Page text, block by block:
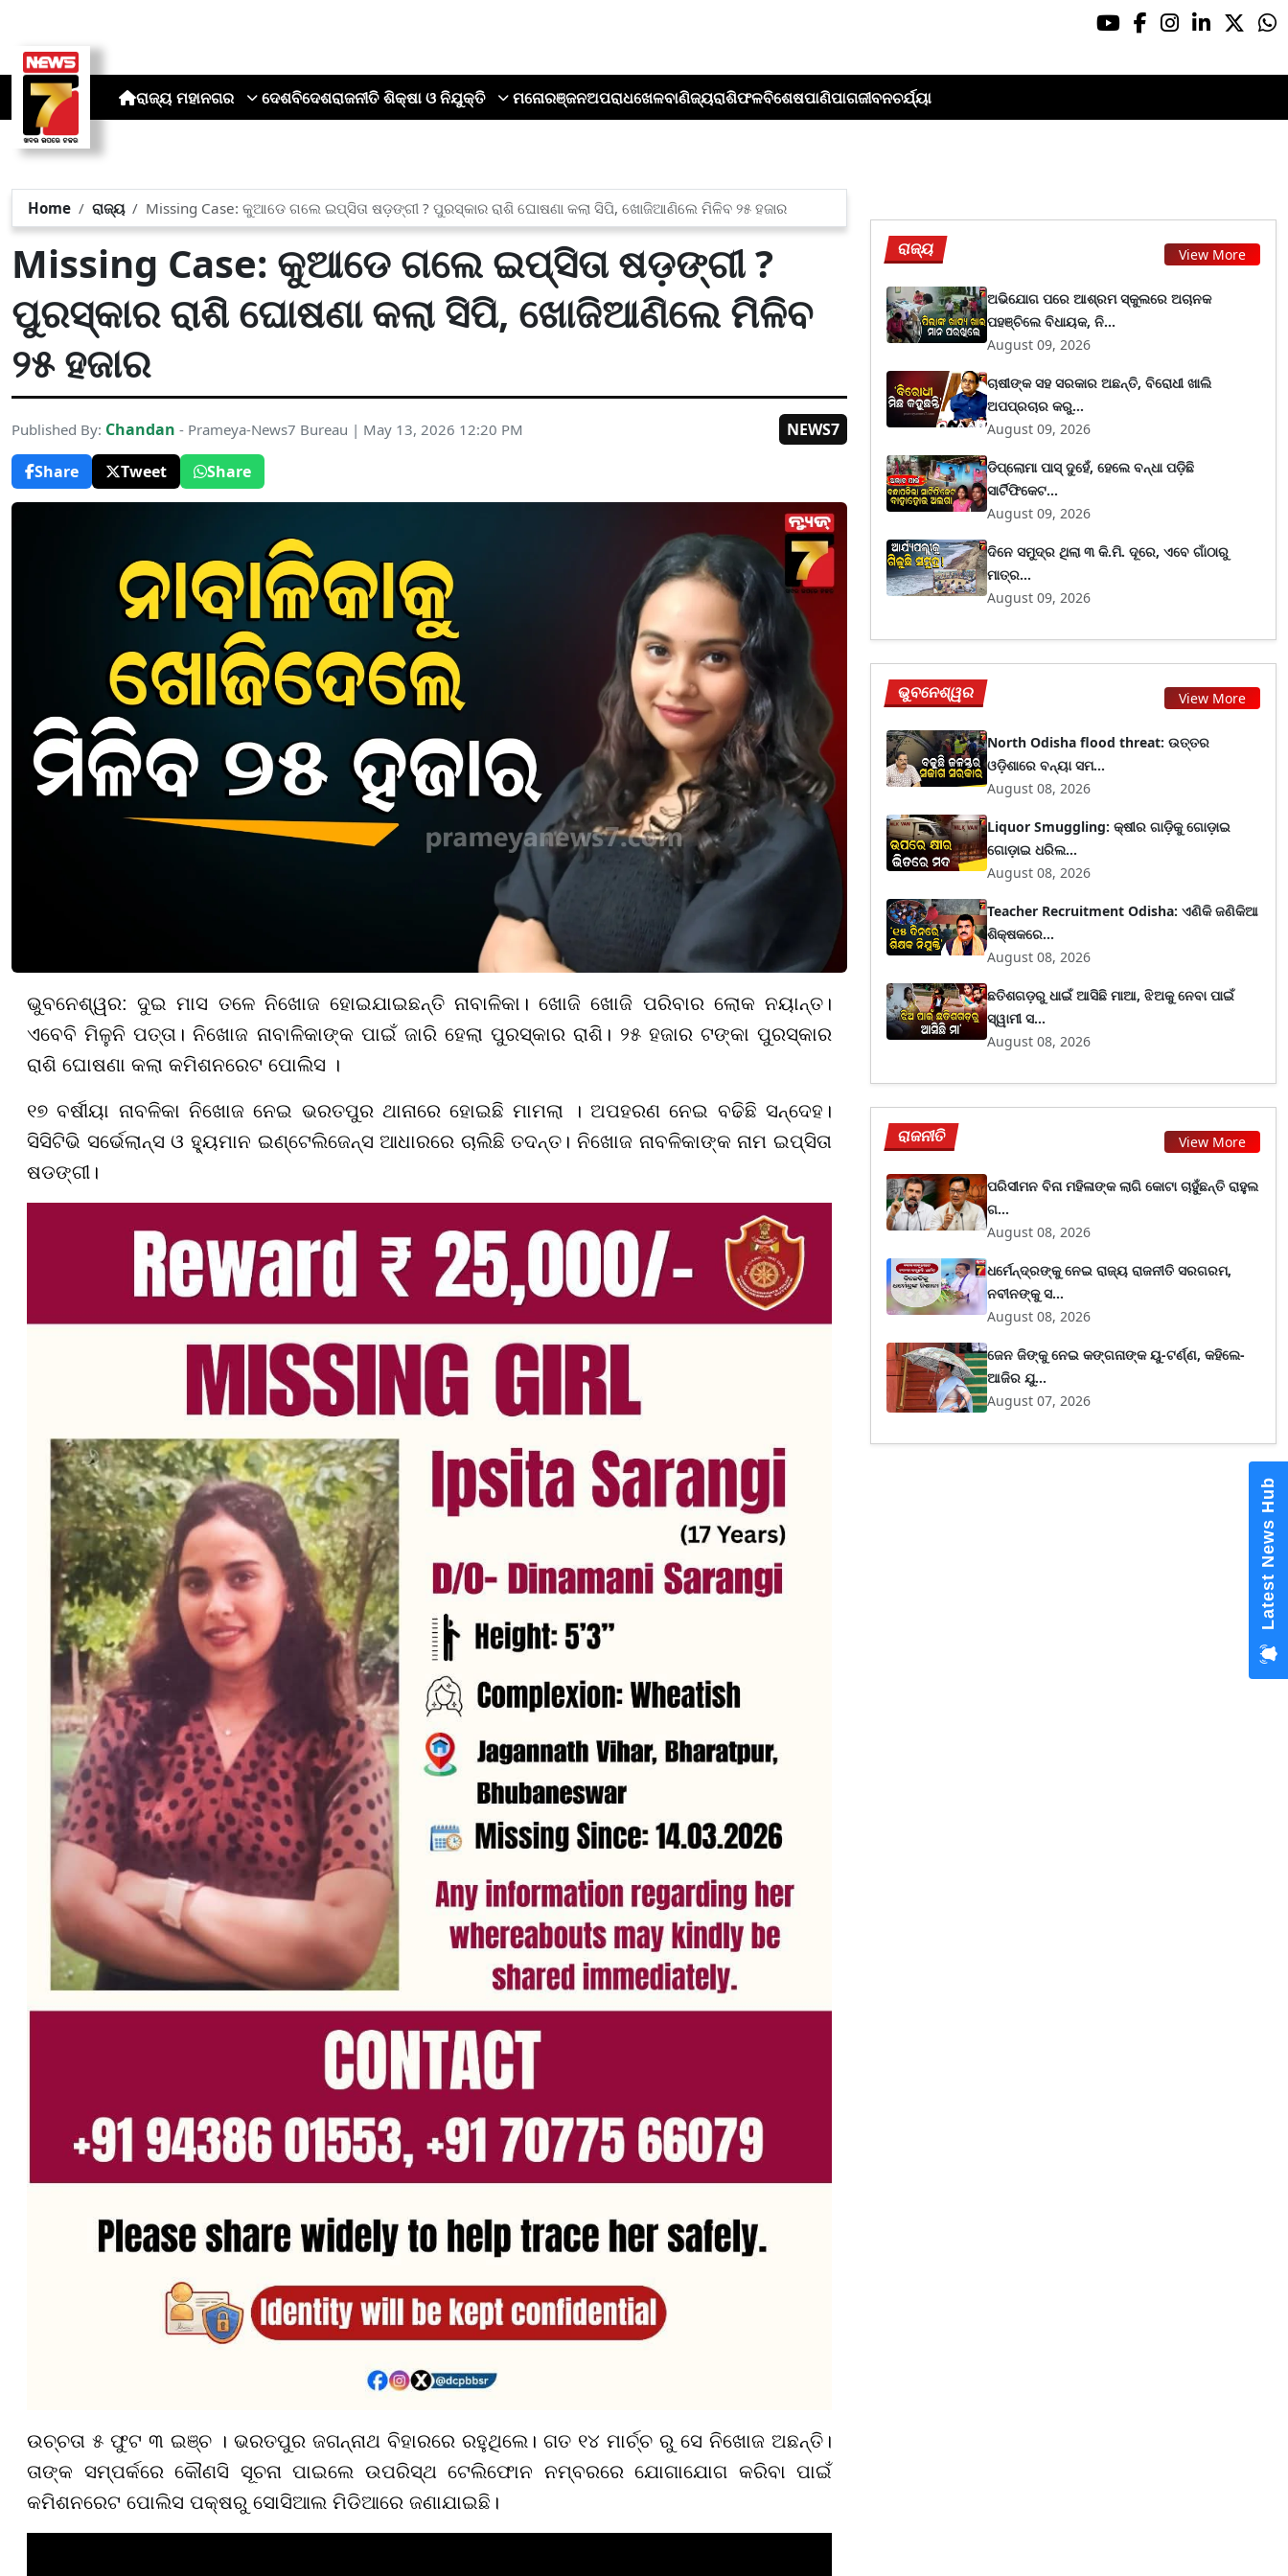
ରାଜ୍ୟ ମହାନଗର ଦେଶବିଦେଶରାଜନୀତି ଶିକ୍ଷା ଓ ନିଯୁକ୍ତି ମନୋରଞ୍ଜନଅପରାଧଖେଳବାଣିଜ୍ୟରାଶିଫଳବିଶେଷପାଣିପାଗଜୀବନଚର୍ଯ୍ୟା
Home ରାଜ୍ୟ Missing Case: କୁଆଡେ ଗଲେ ଇପ୍ସିତା ଷଡ଼ଙ୍ଗୀ ? ପୁରସ୍କାର ରାଶି ଘୋଷଣା କଲା ସିପି, ଖୋଜିଆଣିଲେ ମିଳିବ ୨୫ ହଜାର
Missing Case: କୁଆଡେ ଗଲେ ଇପ୍ସିତା ଷଡ଼ଙ୍ଗୀ ?
ପୁରସ୍କାର ରାଶି ଘୋଷଣା କଲା ସିପି, ଖୋଜିଆଣିଲେ ମିଳିବ
୨୫ ହଜାର
Published By: Chandan - Prameya-News7 Bureau | May 13, 2026 12:20 PM
NEWS7
Share
Tweet Share
ଭୁବନେଶ୍ୱର: ଦୁଇ ମାସ ତଳେ ନିଖୋଜ ହୋଇଯାଇଛନ୍ତି ନାବାଳିକା। ଖୋଜି ଖୋଜି ପରିବାର ଲୋକ ନୟାନ୍ତ।
ଏବେବି ମିଳୁନି ପତ୍ତା। ନିଖୋଜ ନାବାଳିକାଙ୍କ ପାଇଁ ଜାରି ହେଲା ପୁରସ୍କାର ରାଶି। ୨୫ ହଜାର ଟଙ୍କା ପୁରସ୍କାର
ରାଶି ଘୋଷଣା କଲା କମିଶନରେଟ ପୋଲିସ ।
୧୭ ବର୍ଷୀୟା ନାବଳିକା ନିଖୋଜ ନେଇ ଭରତପୁର ଥାନାରେ ହୋଇଛି ମାମଲା । ଅପହରଣ ନେଇ ବଢିଛି ସନ୍ଦେହ।
ସିସିଟିଭି ସର୍ଭେଲାନ୍ସ ଓ ହ୍ୟୁମାନ ଇଣ୍ଟେଲିଜେନ୍ସ ଆଧାରରେ ଚାଲିଛି ତଦନ୍ତ। ନିଖୋଜ ନାବଳିକାଙ୍କ ନାମ ଇପ୍ସିତା
ଷଡଙ୍ଗୀ।
ଉଚ୍ଚତା ୫ ଫୁଟ ୩ ଇଞ୍ଚ । ଭରତପୁର ଜଗନ୍ନାଥ ବିହାରରେ ରହୁଥିଲେ। ଗତ ୧୪ ମାର୍ଚ୍ଚ ରୁ ସେ ନିଖୋଜ ଅଛନ୍ତି।
ତାଙ୍କ ସମ୍ପର୍କରେ କୌଣସି ସୂଚନା ପାଇଲେ ଉପରିସ୍ଥ ଟେଲିଫୋନ ନମ୍ବରରେ ଯୋଗାଯୋଗ କରିବା ପାଇଁ
କମିଶନରେଟ ପୋଲିସ ପକ୍ଷରୁ ସୋସିଆଲ ମିଡିଆରେ ଜଣାଯାଇଛି।
ରାଜ୍ୟ View More
ଅଭିଯୋଗ ପରେ ଆଶ୍ରମ ସ୍କୁଲରେ ଅଚାନକ
ପହଞ୍ଚିଲେ ବିଧାୟକ, ନି...
August 09, 2026
ଚାଷୀଙ୍କ ସହ ସରକାର ଅଛନ୍ତି, ବିରୋଧୀ ଖାଲି
ଅପପ୍ରଚାର କରୁ...
August 09, 2026
ଡିପ୍ଲୋମା ପାସ୍ ଦୁହେଁ, ହେଲେ ବନ୍ଧା ପଡ଼ିଛି
ସାର୍ଟିଫିକେଟ...
August 09, 2026
ଦିନେ ସମୁଦ୍ର ଥିଲା ୩ କି.ମି. ଦୂରେ, ଏବେ ଗାଁଠାରୁ
ମାତ୍ର...
August 09, 2026
ଭୁବନେଶ୍ୱର View More
North Odisha flood threat: ଉତ୍ତର
ଓଡ଼ିଶାରେ ବନ୍ୟା ସମ...
August 08, 2026
Liquor Smuggling: କ୍ଷୀର ଗାଡ଼ିକୁ ଗୋଡ଼ାଇ
ଗୋଡ଼ାଇ ଧରିଲ...
August 08, 2026
Teacher Recruitment Odisha: ଏଣିକି ଜଣିକିଆ
ଶିକ୍ଷକରେ...
August 08, 2026
ଛତିଶଗଡ଼ରୁ ଧାଇଁ ଆସିଛି ମାଆ, ଝିଅକୁ ନେବା ପାଇଁ
ସ୍ୱାମୀ ସ...
August 08, 2026
ରାଜନୀତି View More
ପରିସୀମନ ବିନା ମହିଳାଙ୍କ ଲାଗି କୋଟା ଚାହୁଁଛନ୍ତି ରାହୁଲ
ଗ...
August 08, 2026
ଧର୍ମେନ୍ଦ୍ରଙ୍କୁ ନେଇ ରାଜ୍ୟ ରାଜନୀତି ସରଗରମ,
ନବୀନଙ୍କୁ ସ...
August 08, 2026
ଜେନ ଜିଙ୍କୁ ନେଇ କଙ୍ଗନାଙ୍କ ୟୁ-ଟର୍ଣ୍ଣ, କହିଲେ-
ଆଜିର ଯୁ...
August 07, 2026
Latest News Hub